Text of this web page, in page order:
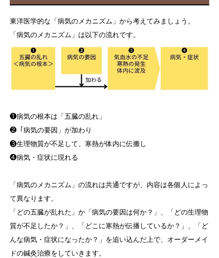
東洋医学的な「病気のメカニズム」から考えてみましょう。
「病気のメカニズム」は以下の流れです。
❶病気の根本は「五臓の乱れ」
❷「病気の要因」が加わり
❸生理物質が不足して、寒熱が体内に伝搬し
❹病気・症状に現れる
「病気のメカニズム」の流れは共通ですが、内容は各個人によっ
て異なります。
「どの五臓が乱れた」か「病気の要因は何か？」、「どの生理物
質が不足したか？」、「どこに寒熱が伝播しているか？」、「ど
んな病気・症状になったか？」を追い込んだ上で、オーダーメイ
ドの鍼灸治療をしていきます。